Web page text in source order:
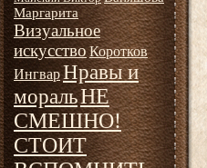
Маргарита
Визуальное
искусствоКоротков
ИнгварНравы и
моральНЕ
СМЕШНО!
СТОИТ